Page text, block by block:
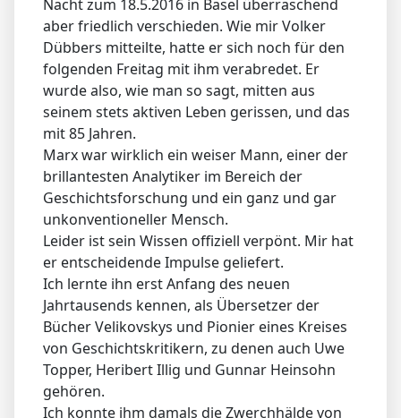
Nacht zum 18.5.2016 in Basel überraschend
aber friedlich verschieden. Wie mir Volker
Dübbers mitteilte, hatte er sich noch für den
folgenden Freitag mit ihm verabredet. Er
wurde also, wie man so sagt, mitten aus
seinem stets aktiven Leben gerissen, und das
mit 85 Jahren.
Marx war wirklich ein weiser Mann, einer der
brillantesten Analytiker im Bereich der
Geschichtsforschung und ein ganz und gar
unkonventioneller Mensch.
Leider ist sein Wissen offiziell verpönt. Mir hat
er entscheidende Impulse geliefert.
Ich lernte ihn erst Anfang des neuen
Jahrtausends kennen, als Übersetzer der
Bücher Velikovskys und Pionier eines Kreises
von Geschichtskritikern, zu denen auch Uwe
Topper, Heribert Illig und Gunnar Heinsohn
gehören.
Ich konnte ihm damals die Zwerchhälde von